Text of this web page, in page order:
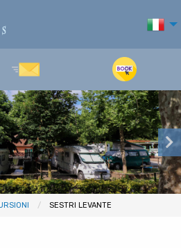
SESTRI LEVANTE